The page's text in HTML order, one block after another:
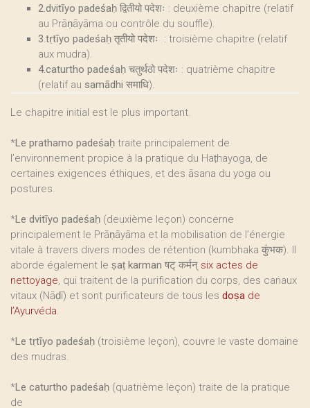
2.dvitīyo padeśaḥ द्वितीयो पदेशः : deuxième chapitre (relatif
au Prāṇāyāma ou contrôle du souffle).
3.tṛtīyo padeśaḥ तृतीयो पदेशः
: troisième chapitre (relatif
aux mudra).
4.caturtho padeśaḥ चतुर्थठो पदेशः : quatrième chapitre
(relatif au samādhi समाधि).
Le chapitre initial est le plus important.
*Le prathamo padeśaḥ traite principalement de
l’environnement propice à la pratique du Haṭhayoga, de
certaines exigences éthiques, et des āsana du yoga ou
postures.
*Le dvitīyo padeśaḥ (deuxième leçon) concerne
principalement le Prāṇāyāma et la mobilisation de l’énergie
vitale à travers divers modes de rétention (kumbhaka कुंभक). Il
aborde également le ṣaṭ karman षट् कर्मन् six actes de
nettoyage, qui traitent de la purification du corps, des canaux
vitaux (Nāḍī) et sont purificateurs de tous les doṣa de
l’Ayurvéda.
*Le tṛtīyo padeśaḥ (troisième leçon), couvre le vaste domaine
des mudras.
*Le caturtho padeśaḥ (quatrième leçon) traite de la pratique
de